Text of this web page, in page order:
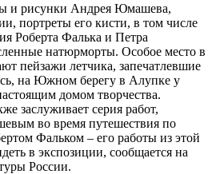
и рисунки Андрея Юмашева,
портреты его кисти, в том числе
Роберта Фалька и Петра
натюрморты. Особое место в
пейзажи летчика, запечатлевшие
на Южном берегу в Алупке у
домом творчества.
заслуживает серия работ,
во время путешествия по
Фальком – его работы из этой
в экспозиции, сообщается на
России.